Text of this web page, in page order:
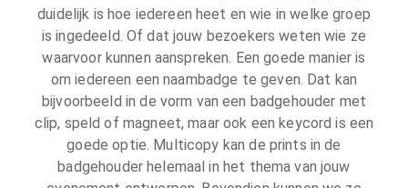
duidelijk is hoe iedereen heet en wie in welke groep
is ingedeeld. Of dat jouw bezoekers weten wie ze
waarvoor kunnen aanspreken. Een goede manier is
om iedereen een naambadge te geven. Dat kan
bijvoorbeeld in de vorm van een badgehouder met
clip, speld of magneet, maar ook een keycord is een
goede optie. Multicopy kan de prints in de
badgehouder helemaal in het thema van jouw